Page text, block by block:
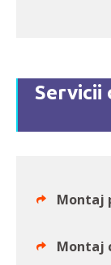
Servicii
Montaj
Montaj